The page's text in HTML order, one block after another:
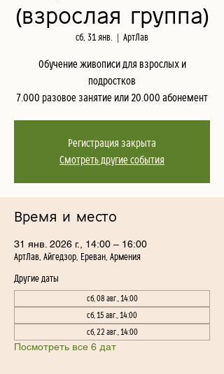
(взрослая группа)
сб, 31 янв. АртЛав
Обучение живописи для взрослых и
подростков
7.000 разовое занятие или 20.000 абонемент
Регистрация закрыта
Смотреть другие события
Время и место
31 янв. 2026 г., 14:00 – 16:00
АртЛав, Айгедзор, Ереван, Армения
Другие даты
сб, 08 авг., 14:00
сб, 15 авг., 14:00
сб, 22 авг., 14:00
Посмотреть все 6 дат